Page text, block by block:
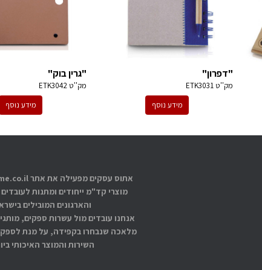
"דפרון"
מק''טETK3031
מידע נוסף
"גרין בוק"
מק''טETK3042
מידע נוסף
מוצרי קד"מ ייחודים ומתנות
והארגונים המובילים
אנחנו עובדים מול עשרות ספקים,
מלאכה שנבחרו בקפידה, על מנת לספק
השירות והמוצר האיכותי